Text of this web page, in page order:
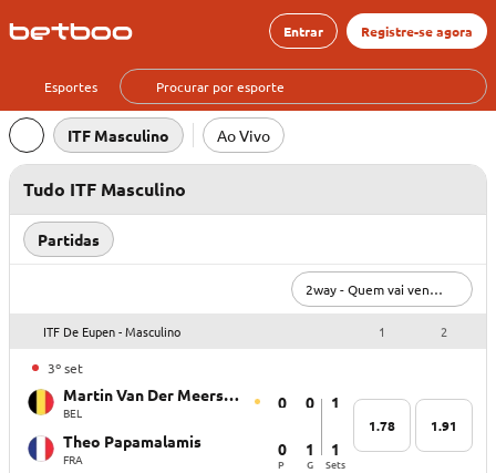
Entrar Registre-se agora
Esportes
ITF Masculino Ao Vivo
Tudo ITF Masculino
Partidas
2way - Quem vai vencer?
ITF De Eupen - Masculino 1 2
3º set
Martin Van Der Meerschen
BEL
Theo Papamalamis
FRA
0
0
P
0
1
G
1
1
Sets
1.78 1.91